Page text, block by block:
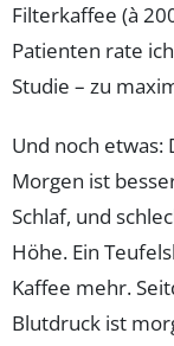
Filterkaffee (à
Patienten rate
Studie – zu
Und noch etwas:
Morgen ist
Schlaf, und
Höhe. Ein
Kaffee mehr.
Blutdruck ist